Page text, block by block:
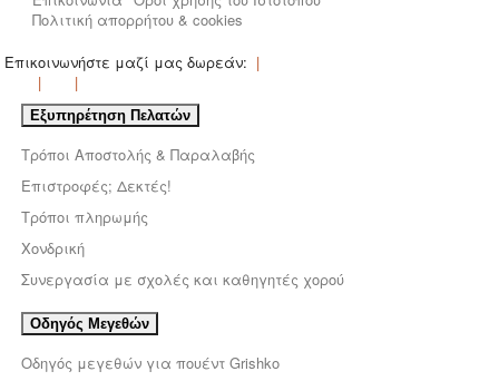
Πολιτική απορρήτου & cookies
Επικοινωνήστε μαζί μας δωρεάν:
Εξυπηρέτηση Πελατών
Τρόποι Αποστολής & Παραλαβής
Επιστροφές; Δεκτές!
Τρόποι πληρωμής
Χονδρική
Συνεργασία με σχολές και καθηγητές χορού
Οδηγός Μεγεθών
Οδηγός μεγεθών για πουέντ Grishko